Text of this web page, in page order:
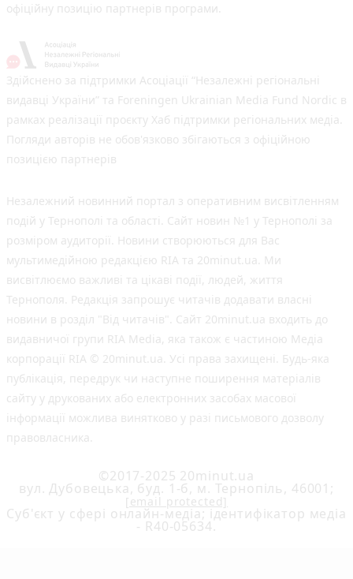
офіційну позицію партнерів програми.
Здійснено за підтримки Асоціації “Незалежні регіональні
видавці України” та Foreningen Ukrainian Media Fund Nordic в
рамках реалізації проєкту Хаб підтримки регіональних медіа.
Погляди авторів не обов'язково збігаються з офіційною
позицією партнерів
Незалежний новинний портал з оперативним висвітленням
подій у Тернополі та області. Сайт новин №1 у Тернополі за
розміром аудиторії. Новини створюються для Вас
мультимедійною редакцією RIA та 20minut.ua. Ми
висвітлюємо важливі та цікаві події, людей, життя
Тернополя. Редакція запрошує читачів додавати власні
новини в розділ "Від читачів". Сайт 20minut.ua входить до
видавничої групи RIA Media, яка також є частиною Медіа
корпорації RIA © 20minut.ua. Усі права захищені. Будь-яка
публiкацiя, передрук чи наступне поширення матеріалів
сайту у друкованих або електронних засобах масової
інформації можлива винятково у разі письмового дозволу
правовласника.
©2017-2025 20minut.ua
вул. Дубовецька, буд. 1-б, м. Тернопіль, 46001;
[email protected]
Cуб'єкт у сфері онлайн-медіа; ідентифікатор медіа
- R40-05634.